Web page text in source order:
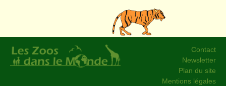
Contact
Newsletter
Plan du site
Mentions légales